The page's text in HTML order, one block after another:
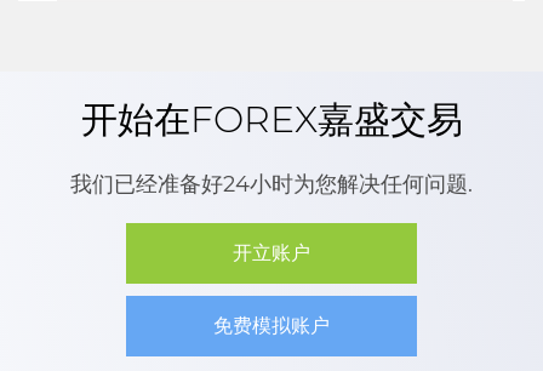
开始在FOREX嘉盛交易
我们已经准备好24小时为您解决任何问题.
开立账户
免费模拟账户